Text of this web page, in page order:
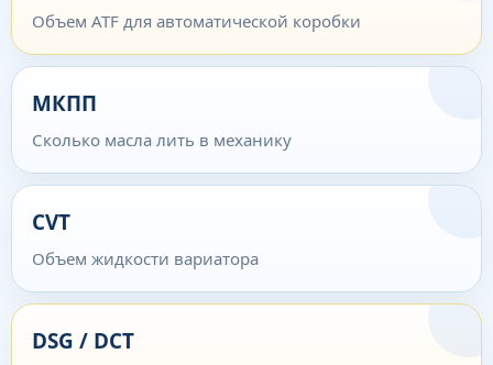
Объем ATF для автоматической коробки
МКПП
Сколько масла лить в механику
CVT
Объем жидкости вариатора
DSG / DCT